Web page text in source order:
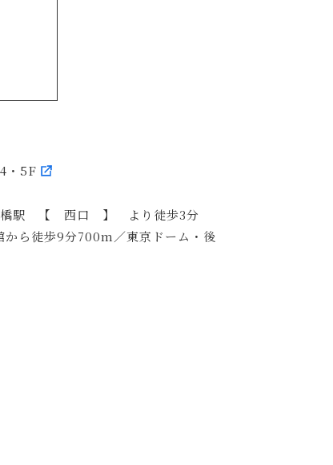
・5F
駅 【 西口 】 より徒歩3分
ら徒歩9分700m／東京ドーム・後